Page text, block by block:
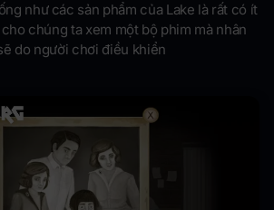
như các sản phẩm của Lake là rất có ít
chúng ta xem một bộ phim mà nhân
do người chơi điều khiển